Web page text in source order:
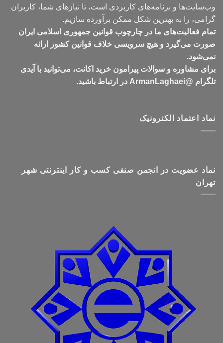
وب‌سایت‌ها و برنامه‌های کاربردی است، تا نیازهای شما، کاربران
گرامی، را به بهترین شکل ممکن برآورده سازیم.
تمام فعالیت‌های ما در چارچوب قوانین جمهوری اسلامی ایران
صورت می‌گیرد و هیچ سرویسی خلاف قوانین کشور ارائه
نمی‌شود.
برای مشاوره و سوالات پیرامون خرید اکانت، می‌توانید با آیدی
تلگرام @ArmanLaghaei در ارتباط باشید.
نماد اعتماد الکترونیک
نماد عضویت در انجمن صنفی کسب و کار اینترنتی شهر
تهران